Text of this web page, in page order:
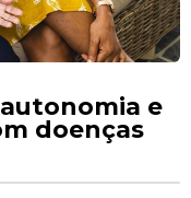
e
doenças